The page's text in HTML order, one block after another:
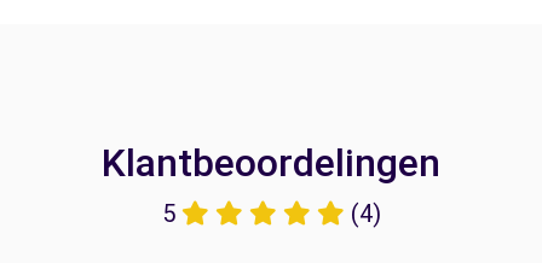
Klantbeoordelingen
5 (4)